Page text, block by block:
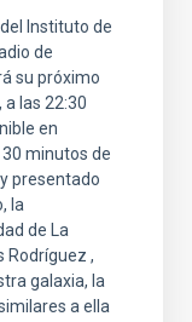
Instituto de
de
su próximo
las 22:30
en
minutos de
presentado
la
de La
Rodríguez ,
galaxia, la
a ella